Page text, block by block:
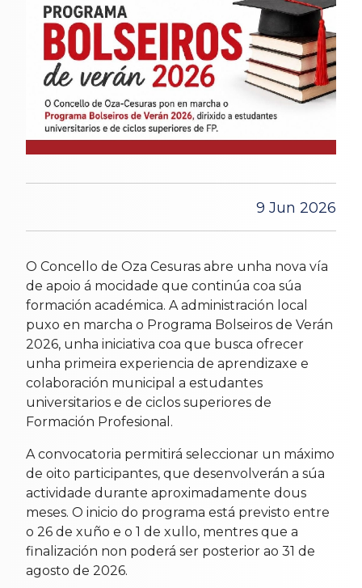
9 Jun 2026
O Concello de Oza Cesuras abre unha nova vía
de apoio á mocidade que continúa coa súa
formación académica. A administración local
puxo en marcha o Programa Bolseiros de Verán
2026, unha iniciativa coa que busca ofrecer
unha primeira experiencia de aprendizaxe e
colaboración municipal a estudantes
universitarios e de ciclos superiores de
Formación Profesional.
A convocatoria permitirá seleccionar un máximo
de oito participantes, que desenvolverán a súa
actividade durante aproximadamente dous
meses. O inicio do programa está previsto entre
o 26 de xuño e o 1 de xullo, mentres que a
finalización non poderá ser posterior ao 31 de
agosto de 2026.